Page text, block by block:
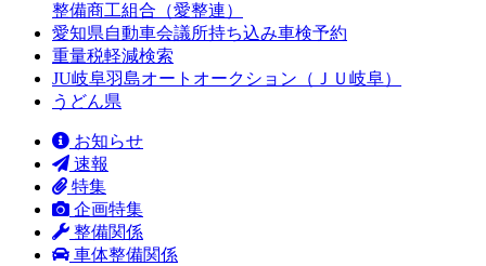
整備商工組合（愛整連）
愛知県自動車会議所持ち込み車検予約
重量税軽減検索
JU岐阜羽島オートオークション（ＪＵ岐阜）
うどん県
お知らせ
速報
特集
企画特集
整備関係
車体整備関係